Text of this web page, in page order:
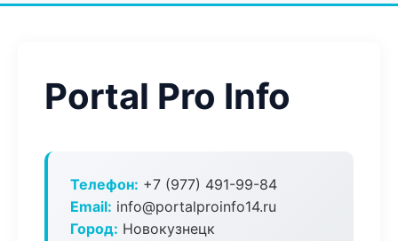
Portal Pro Info
Телефон: +7 (977) 491-99-84
Email: info@portalproinfo14.ru
Город: Новокузнецк